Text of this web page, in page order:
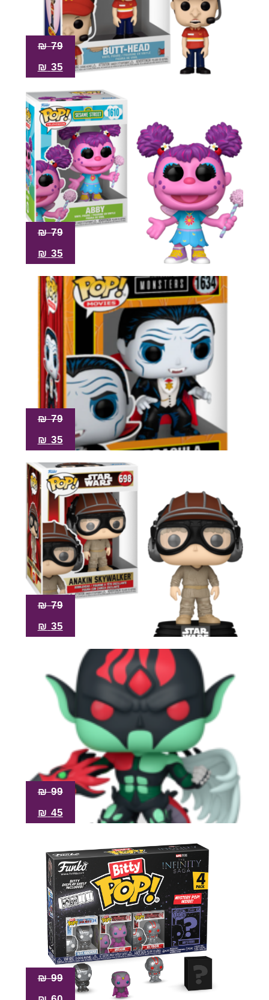
79
₪
35
₪
79
₪
35
₪
79
₪
35
₪
79
₪
35
₪
99
₪
45
₪
99
₪